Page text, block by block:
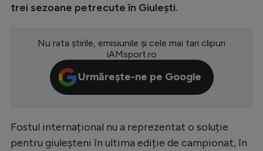
Champions League
Conference League
CM 2026
Premier League
Serie A
trei sezoane petrecute în Giulești.
Nu rata știrile, emisiunile și cele mai tari clipuri
iAMsport.ro
Urmărește-ne pe Google
Fostul internațional nu a reprezentat o soluție
pentru giuleșteni în ultima ediție de campionat, în